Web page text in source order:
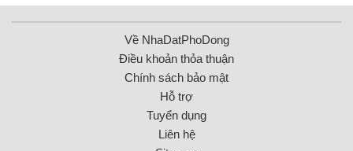
Về NhaDatPhoDong
Điều khoản thỏa thuận
Chính sách bảo mật
Hỗ trợ
Tuyển dụng
Liên hệ